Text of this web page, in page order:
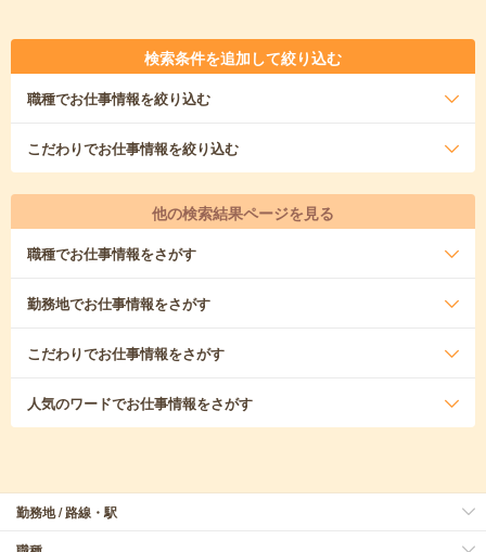
検索条件を追加して絞り込む
職種でお仕事情報を絞り込む
こだわりでお仕事情報を絞り込む
他の検索結果ページを見る
職種でお仕事情報をさがす
勤務地でお仕事情報をさがす
こだわりでお仕事情報をさがす
人気のワードでお仕事情報をさがす
勤務地 / 路線・駅